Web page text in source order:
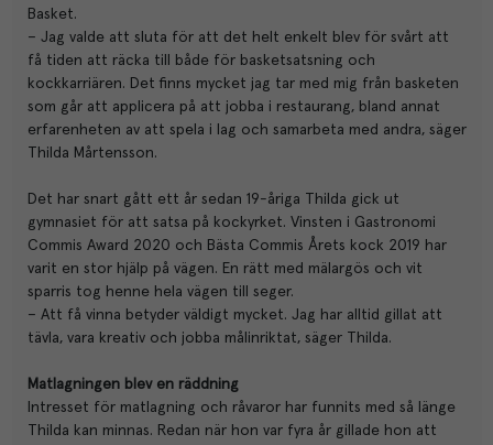
Basket.
– Jag valde att sluta för att det helt enkelt blev för svårt att
få tiden att räcka till både för basketsatsning och
kockkarriären. Det finns mycket jag tar med mig från basketen
som går att applicera på att jobba i restaurang, bland annat
erfarenheten av att spela i lag och samarbeta med andra, säger
Thilda Mårtensson.
Det har snart gått ett år sedan 19-åriga Thilda gick ut
gymnasiet för att satsa på kockyrket. Vinsten i Gastronomi
Commis Award 2020 och Bästa Commis Årets kock 2019 har
varit en stor hjälp på vägen. En rätt med mälargös och vit
sparris tog henne hela vägen till seger.
– Att få vinna betyder väldigt mycket. Jag har alltid gillat att
tävla, vara kreativ och jobba målinriktat, säger Thilda.
Matlagningen blev en räddning
Intresset för matlagning och råvaror har funnits med så länge
Thilda kan minnas. Redan när hon var fyra år gillade hon att